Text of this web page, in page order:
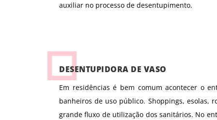
auxiliar no processo de desentupimento.
DESENTUPIDORA DE VASO
Em residências é bem comum acontecer o
banheiros de uso público. Shoppings, esolas,
grande fluxo de utilização dos sanitários. No